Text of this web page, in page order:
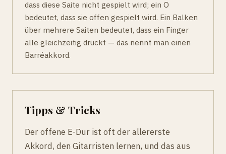
dass diese Saite nicht gespielt wird; ein O
bedeutet, dass sie offen gespielt wird. Ein Balken
über mehrere Saiten bedeutet, dass ein Finger
alle gleichzeitig drückt — das nennt man einen
Barréakkord.
Tipps & Tricks
Der offene E-Dur ist oft der allererste
Akkord, den Gitarristen lernen, und das aus